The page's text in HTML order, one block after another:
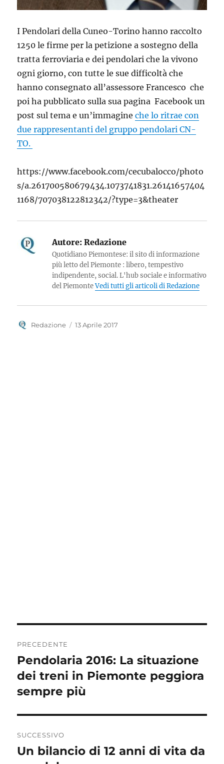
I Pendolari della Cuneo-Torino hanno raccolto
1250 le firme per la petizione a sostegno della
tratta ferroviaria e dei pendolari che la vivono
ogni giorno, con tutte le sue difficoltà che
hanno consegnatoall’assessore Francesco che
poi ha pubblicato sulla sua pagina Facebook un
post sul tema e un’immagineche lo ritrae con
due rappresentanti del gruppo pendolari CN-
TO.
https://www.facebook.com/cecubalocco/photo
s/a.261700580679434.1073741831.26141657404
1168/707038122812342/?type=3&theater
Autore: Redazione
Quotidiano Piemontese: il sito di informazione
più letto del Piemonte : libero, tempestivo
indipendente, social. L'hub sociale e informativo
del PiemonteVedi tutti gli articoli di Redazione
Autore
Redazione
Pubblicato
13 Aprile 2017
articoli
PRECEDENTE
Articolo
precedente:
Pendolaria 2016: La situazione
dei treni in Piemonte peggiora
sempre più
SUCCESSIVO
Articolo
Un bilancio di 12 anni di vita da